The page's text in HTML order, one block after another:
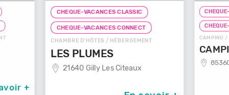
+
CHEQUE-VACANCES CLASSIC
CHEQUE-VACANCES CONNECT
CHAMBRE D'HÔTES / HÉBERGEMENT
LES PLUMES
21640 Gilly Les Citeaux
CHEQUE-
CHEQUE-
CAMPING /
85360